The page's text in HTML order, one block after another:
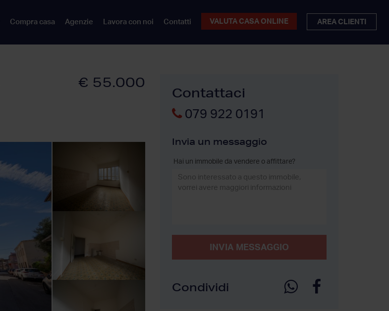
Compra casa Agenzie Lavora con noi Contatti VALUTA CASA ONLINE AREA CLIENTI
€ 55.000
Contattaci
079 922 0191
Invia un messaggio
Hai un immobile da vendere o affittare?
INVIA MESSAGGIO
Condividi